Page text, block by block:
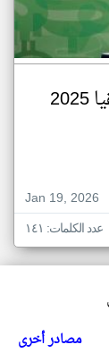
Jan 19, 2026
عدد الكلمات: ١٤١
مصادر أخرى